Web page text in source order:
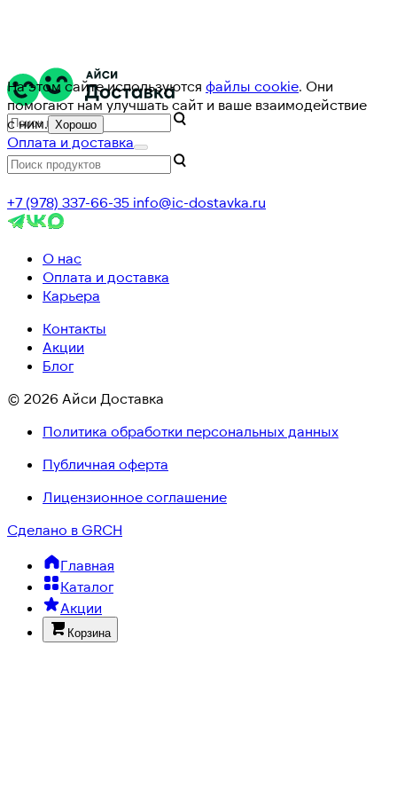
На этом сайте используются файлы cookie. Они
помогают нам улучшать сайт и ваше взаимодействие
с ним. Хорошо
Оплата и доставка
+7 (978) 337-66-35 info@ic-dostavka.ru
О нас
Оплата и доставка
Карьера
Контакты
Акции
Блог
© 2026 Айси Доставка
Политика обработки персональных данных
Публичная оферта
Лицензионное соглашение
Сделано в GRCH
Главная
Каталог
Акции
Корзина